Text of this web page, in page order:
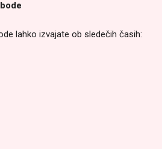
lahko izvajate ob sledečih časih: